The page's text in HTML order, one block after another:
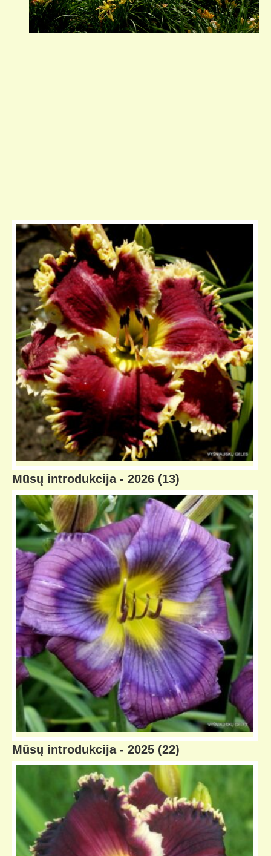
Mūsų introdukcija - 2026 (13)
Mūsų introdukcija - 2025 (22)